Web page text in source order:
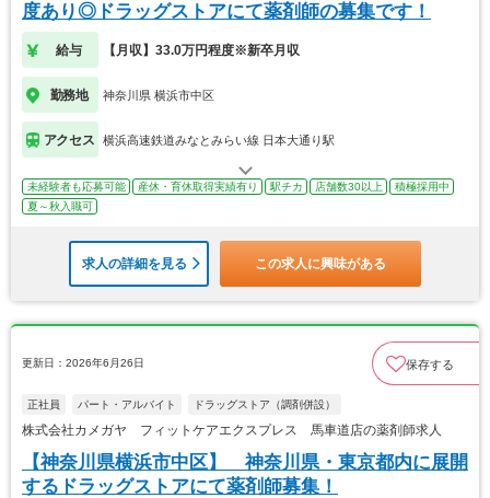
度あり◎ドラッグストアにて薬剤師の募集です！
給与 【月収】33.0万円程度※新卒月収
勤務地 神奈川県 横浜市中区
アクセス 横浜高速鉄道みなとみらい線 日本大通り駅
未経験者も応募可能 産休・育休取得実績有り 駅チカ 店舗数30以上
積極採用中
夏～秋入職可
求人の詳細を見る この求人に興味がある
更新日：2026年6月26日 保存する
正社員 パート・アルバイト ドラッグストア（調剤併設）
株式会社カメガヤ フィットケアエクスプレス 馬車道店の薬剤師求人
【神奈川県横浜市中区】 神奈川県・東京都内に展開
するドラッグストアにて薬剤師募集！